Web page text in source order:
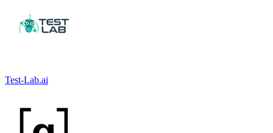
Test-Lab.ai